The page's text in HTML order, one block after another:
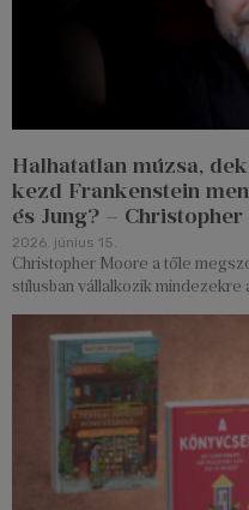
Halhatatlan múzsa,
kezd Frankenstein
és Jung? –
2026. június 15.
Christopher Moore a tőle
stílusban vállalkozik mindezekre